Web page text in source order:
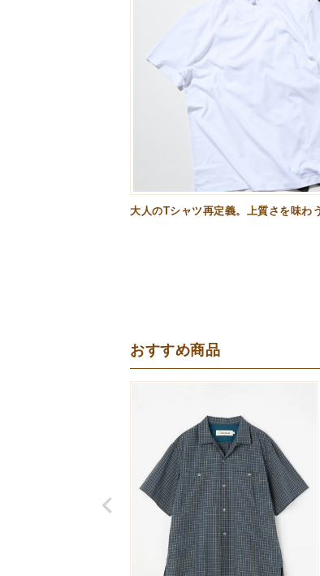
大人のTシャツ再定義。上質さを味わ
おすすめ商品